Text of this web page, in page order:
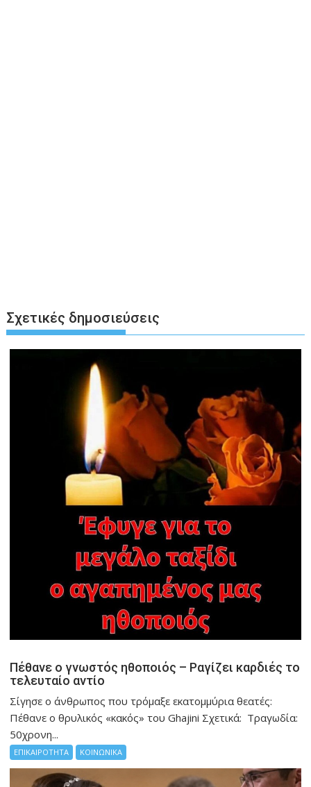
Σχετικές δημοσιεύσεις
Πέθανε ο γνωστός ηθοποιός – Ραγίζει καρδιές το
τελευταίο αντίο
Σίγησε ο άνθρωπος που τρόμαξε εκατομμύρια θεατές:
Πέθανε ο θρυλικός «κακός» του Ghajini Σχετικά: Tραγωδία:
50χρονη...
ΕΠΙΚΑΙΡΟΤΗΤΑ ΚΟΙΝΩΝΙΚΑ